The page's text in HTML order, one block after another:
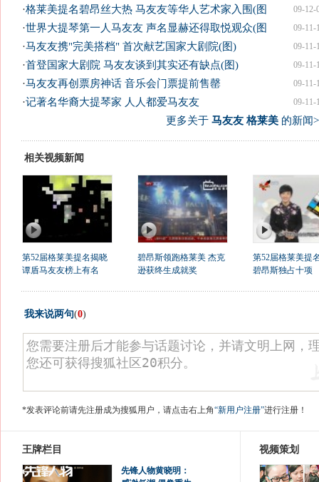
09-12-
·格莱美提名碧昂丝大热 马友友等华人艺术家入围(图
09-11-
·世界大提琴第一人马友友 声名显赫还得取悦观众(图
09-11-
·马友友携"完美搭档" 首次献艺国家大剧院(图)
09-11-
·首登国家大剧院 马友友谈到其实还有缺点(图)
09-11-
·马友友再创票房神话 音乐会门票提前售罄
09-11-
·记著名华裔大提琴家 人人都爱马友友
更多关于 马友友 格莱美的新闻
相关视频新闻
第52届格莱美提名揭晓
谭盾马友友榜上有名
碧昂斯领跑格莱美 杰克
逊获终生成就奖
第52届格莱美提
碧昂斯独占十项
我来说两句(0)
*发表评论前请先注册成为搜狐用户，请点击右上角“新用户注册”进行注册！
王牌栏目
先锋人物黄晓明：
视频策划